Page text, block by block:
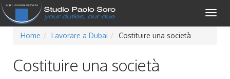
Home
Lavorare a Dubai Costituire una società
Costituire una società